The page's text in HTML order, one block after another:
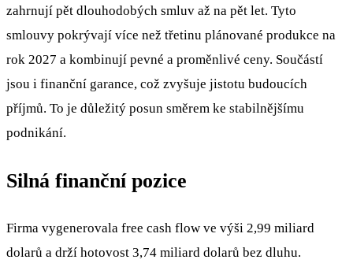
zahrnují pět dlouhodobých smluv až na pět let. Tyto
smlouvy pokrývají více než třetinu plánované produkce na
rok 2027 a kombinují pevné a proměnlivé ceny. Součástí
jsou i finanční garance, což zvyšuje jistotu budoucích
příjmů. To je důležitý posun směrem ke stabilnějšímu
podnikání.
Silná finanční pozice
Firma vygenerovala free cash flow ve výši 2,99 miliard
dolarů a drží hotovost 3,74 miliard dolarů bez dluhu.